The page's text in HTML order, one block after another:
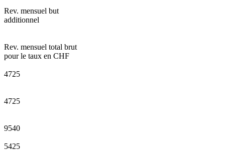
Rev. mensuel but
additionnel
Rev. mensuel total brut
pour le taux en CHF
4725
4725
9540
5425